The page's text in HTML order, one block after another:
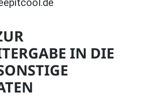
IN DIE